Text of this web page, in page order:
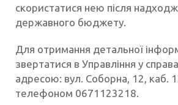
скористатися нею після
державного бюджету.
Для отримання детальної
звертатися в Управління у
адресою: вул. Соборна, 12, каб.
телефоном 0671123218.